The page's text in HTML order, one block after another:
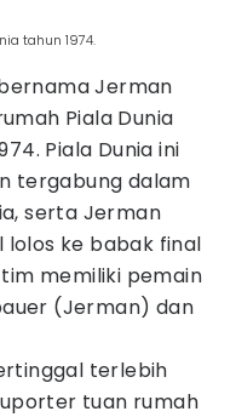
tahun 1974.
Jerman
Piala Dunia
Piala Dunia ini
tergabung dalam
serta Jerman
lolos ke babak final
memiliki pemain
(Jerman) dan
terlebih
tuan rumah